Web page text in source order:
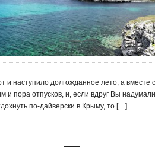
и наступило долгожданное лето, а вместе с
и пора отпусков, и, если вдруг Вы надумали
по-дайверски в Крыму, то […]